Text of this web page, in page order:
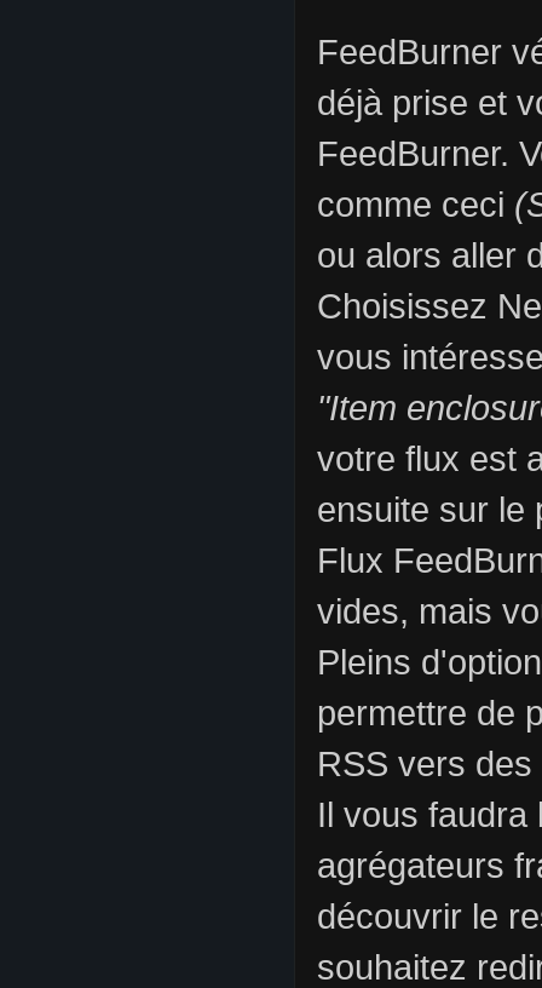
FeedBurner
déjà prise et
FeedBurner.
comme ceci
ou alors aller
Choisissez
vous
"Item
votre flux est
ensuite sur le
Flux
vides, mais
Pleins
permettre de
RSS vers
Il vous faudra
agrégateurs
découvrir le
souhaitez